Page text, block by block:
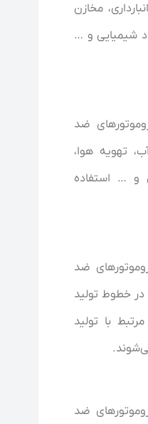
مخازن
شیمیایی و …
ضد
تهویه هوا،
و … استفاده
ضد
در خطوط تولید
با تولید
ضد